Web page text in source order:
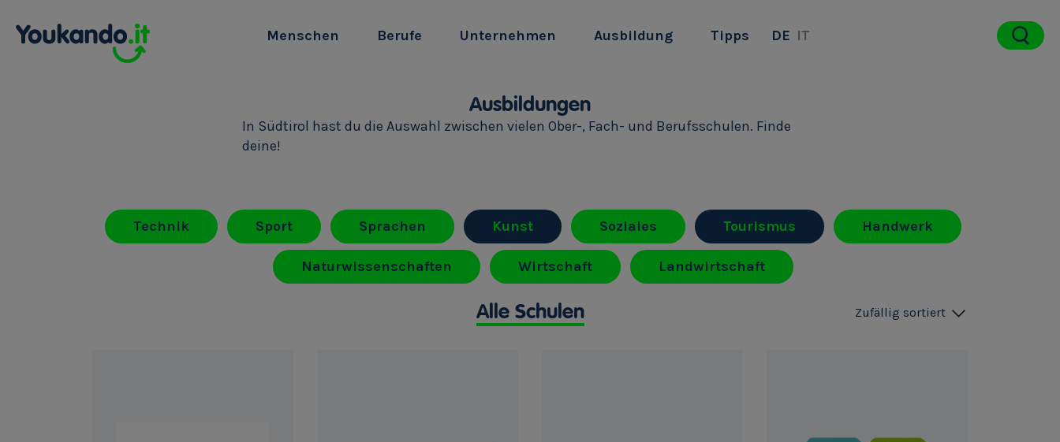
Menschen Berufe Unternehmen Ausbildung Tipps DE IT
Ausbildungen
In Südtirol hast du die Auswahl zwischen vielen Ober-, Fach- und Berufsschulen. Finde
deine!
Technik Sport Sprachen Kunst Soziales Tourismus Handwerk
Naturwissenschaften Wirtschaft Landwirtschaft
Alle Schulen Zufällig sortiert